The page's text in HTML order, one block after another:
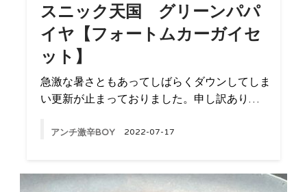
スニック天国 グリーンパパ
イヤ【フォートムカーガイセ
ット】
急激な暑さともあってしばらくダウンしてしま
い更新が止まっておりました。申し訳あり…
アンチ激辛BOY 2022-07-17